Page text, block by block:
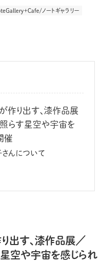
＋Cafe/ノートギャラリー
作り出す、漆作品展
らす星空や宇宙を
催
んについて
出す、漆作品展／
空や宇宙を感じられ